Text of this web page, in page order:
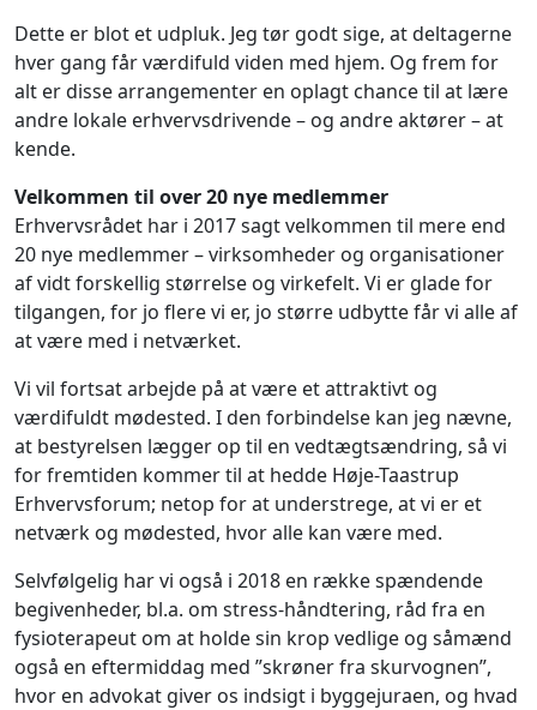
Dette er blot et udpluk. Jeg tør godt sige, at deltagerne
hver gang får værdifuld viden med hjem. Og frem for
alt er disse arrangementer en oplagt chance til at lære
andre lokale erhvervsdrivende – og andre aktører – at
kende.
Velkommen til over 20 nye medlemmer
Erhvervsrådet har i 2017 sagt velkommen til mere end
20 nye medlemmer – virksomheder og organisationer
af vidt forskellig størrelse og virkefelt. Vi er glade for
tilgangen, for jo flere vi er, jo større udbytte får vi alle af
at være med i netværket.
Vi vil fortsat arbejde på at være et attraktivt og
værdifuldt mødested. I den forbindelse kan jeg nævne,
at bestyrelsen lægger op til en vedtægtsændring, så vi
for fremtiden kommer til at hedde Høje-Taastrup
Erhvervsforum; netop for at understrege, at vi er et
netværk og mødested, hvor alle kan være med.
Selvfølgelig har vi også i 2018 en række spændende
begivenheder, bl.a. om stress-håndtering, råd fra en
fysioterapeut om at holde sin krop vedlige og såmænd
også en eftermiddag med ”skrøner fra skurvognen”,
hvor en advokat giver os indsigt i byggejuraen, og hvad